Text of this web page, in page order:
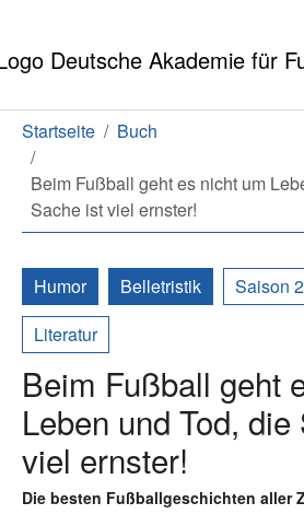
Sie sind hier:
Startseite Buch
Beim Fußball geht es nicht um
Sache ist viel ernster!
Humor Belletristik
Saison
Literatur
Beim Fußball geht
Leben und Tod,
viel ernster!
Die besten Fußballgeschichten aller